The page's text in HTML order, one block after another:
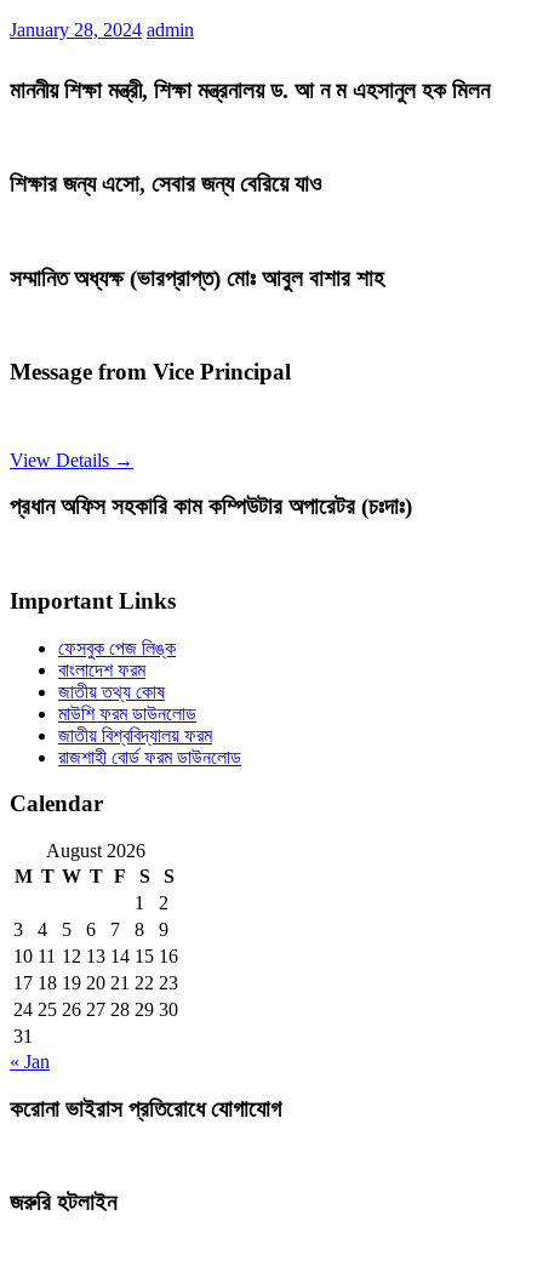
January 28, 2024 admin
মাননীয় শিক্ষা মন্ত্রী, শিক্ষা মন্ত্রনালয় ড. আ ন ম এহসানুল হক মিলন
শিক্ষার জন্য এসো, সেবার জন্য বেরিয়ে যাও
সম্মানিত অধ্যক্ষ (ভারপ্রাপ্ত) মোঃ আবুল বাশার শাহ
Message from Vice Principal
View Details →
প্রধান অফিস সহকারি কাম কম্পিউটার অপারেটর (চঃদাঃ)
Important Links
ফেসবুক পেজ লিঙ্ক
বাংলাদেশ ফরম
জাতীয় তথ্য কোষ
মাউশি ফরম ডাউনলোড
জাতীয় বিশ্ববিদ্যালয় ফরম
রাজশাহী বোর্ড ফরম ডাউনলোড
Calendar
August 2026
M T W T F S
S
1
2
3
4 5 6 7 8
9
10 11 12 13 14 15 16
17 18 19 20 21 22 23
24 25 26 27 28 29 30
31
« Jan
করোনা ভাইরাস প্রতিরোধে যোগাযোগ
জরুরি হটলাইন